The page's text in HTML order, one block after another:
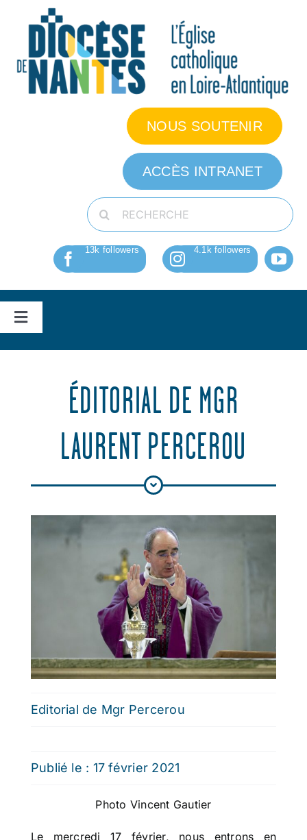
NOUS SOUTENIR
ACCÈS INTRANET
Rechercher:
Navigation
Vie d’église
Nos missions
Actualités
Agenda
ÉDITORIAL DE MGR
LAURENT PERCEROU
Editorial de Mgr Percerou
Publié le : 17 février 2021
Photo Vincent Gautier
Le mercredi 17 février, nous entrons en